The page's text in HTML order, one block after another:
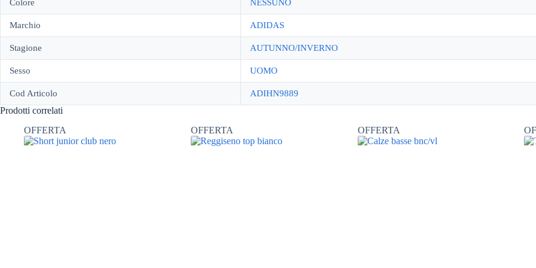
Colore NESSUNO
Marchio ADIDAS
Stagione AUTUNNO/INVERNO
Sesso UOMO
Cod Articolo ADIHN9889
Prodotti correlati
OFFERTA
OFFERTA OFFERTA